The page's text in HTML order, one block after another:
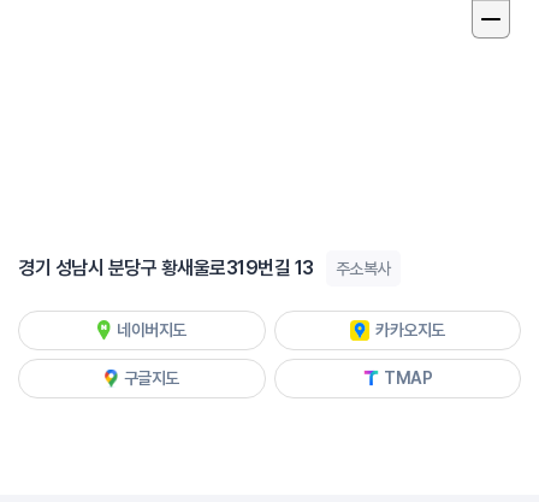
경기 성남시 분당구 황새울로319번길 13 주소복사
네이버지도 카카오지도
구글지도 TMAP